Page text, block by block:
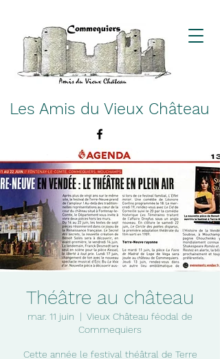
Les Amis du Vieux Château
Théâtre au château
mar. 11 juin
  |
Vieux Château féodal de
Commequiers
Cette année le festival théâtral de Terre